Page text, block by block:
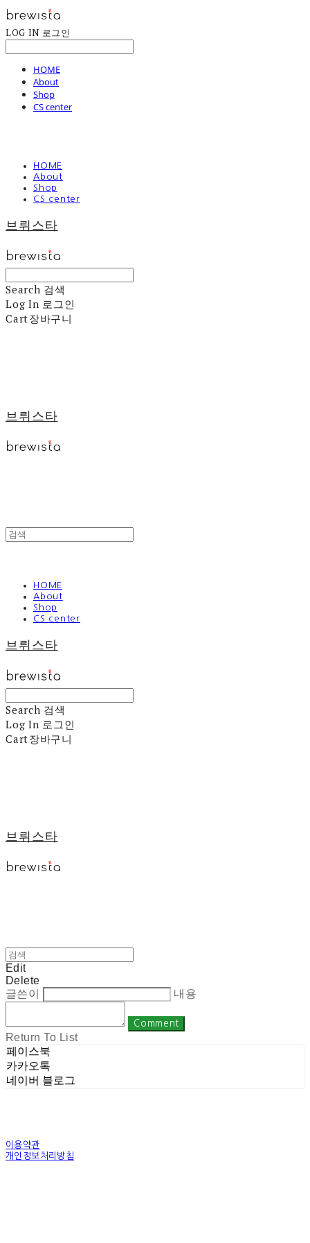
LOG IN 로그인
HOME
About
Shop
CS center
HOME
About
Shop
CS center
브뤼스타
Search 검색
Log In 로그인
Cart장바구니
브뤼스타
HOME
About
Shop
CS center
브뤼스타
Search 검색
Log In 로그인
Cart장바구니
브뤼스타
Edit
Delete
글쓴이
내용
Comment
Return To List
페이스북
카카오톡
네이버 블로그
이용약관
개인정보처리방침